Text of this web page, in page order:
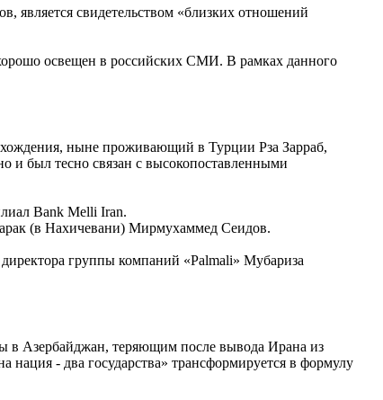
является свидетельством «близких отношений
освещен в российских СМИ. В рамках данного
ныне проживающий в Турции Рза Зарраб,
был тесно связан с высокопоставленными
Bank Melli Iran.
(в Нахичевани) Мирмухаммед Сеидов.
группы компаний «Palmali» Мубариза
в Азербайджан, теряющим после вывода Ирана из
нация - два государства» трансформируется в формулу